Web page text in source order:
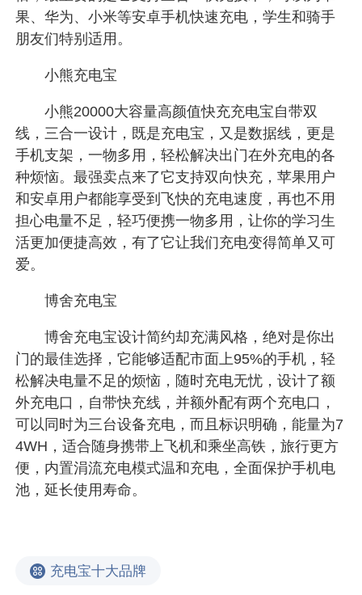
果、华为、小米等安卓手机快速充电，学生和骑手
朋友们特别适用。
小熊充电宝
小熊20000大容量高颜值快充充电宝自带双
线，三合一设计，既是充电宝，又是数据线，更是
手机支架，一物多用，轻松解决出门在外充电的各
种烦恼。最强卖点来了它支持双向快充，苹果用户
和安卓用户都能享受到飞快的充电速度，再也不用
担心电量不足，轻巧便携一物多用，让你的学习生
活更加便捷高效，有了它让我们充电变得简单又可
爱。
博舍充电宝
博舍充电宝设计简约却充满风格，绝对是你出
门的最佳选择，它能够适配市面上95%的手机，轻
松解决电量不足的烦恼，随时充电无忧，设计了额
外充电口，自带快充线，并额外配有两个充电口，
可以同时为三台设备充电，而且标识明确，能量为7
4WH，适合随身携带上飞机和乘坐高铁，旅行更方
便，内置涓流充电模式温和充电，全面保护手机电
池，延长使用寿命。
充电宝十大品牌